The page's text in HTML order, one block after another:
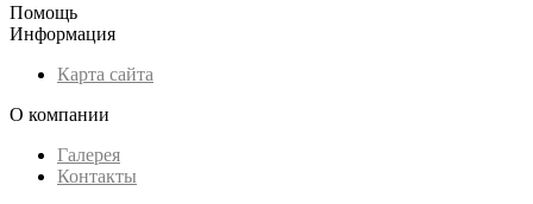
Помощь
Информация
Карта сайта
О компании
Галерея
Контакты